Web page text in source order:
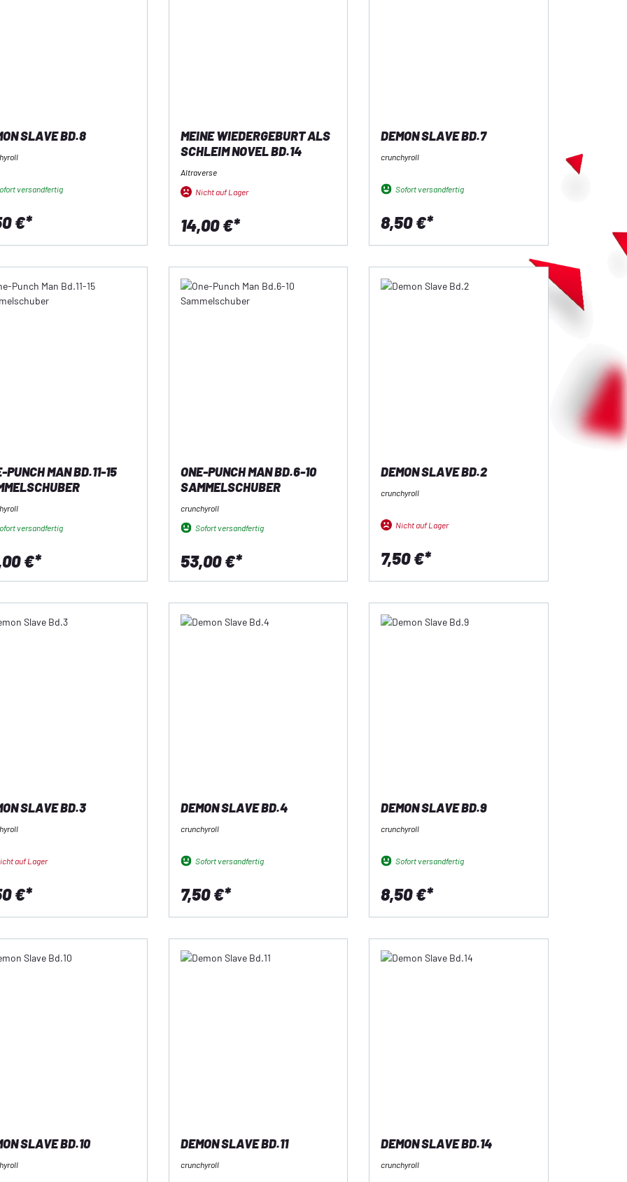
SLAVE BD.8
versandfertig
€*
MEINE WIEDERGEBURT ALS
SCHLEIM NOVEL BD.14
Altraverse
Nicht auf Lager
14,00 €*
DEMON SLAVE BD.7
crunchyroll
Sofort versandfertig
8,50 €*
PUNCH MAN BD.11-15
versandfertig
€*
ONE-PUNCH MAN BD.6-10
SAMMELSCHUBER
crunchyroll
Sofort versandfertig
53,00 €*
DEMON SLAVE BD.2
crunchyroll
Nicht auf Lager
7,50 €*
SLAVE BD.3
auf Lager
€*
DEMON SLAVE BD.4
crunchyroll
Sofort versandfertig
7,50 €*
DEMON SLAVE BD.9
crunchyroll
Sofort versandfertig
8,50 €*
SLAVE BD.10 DEMON SLAVE BD.11
crunchyroll
DEMON SLAVE BD.14
crunchyroll